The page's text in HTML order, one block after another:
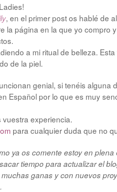
, en el primer post os hablé de
la página en la que yo compro
a mi ritual de belleza.
de la piel.
genial, si tenéis alguna
Español por lo que es muy
experiencia.
para cualquier duda que no
ya os comente estoy en
tiempo para actualizar el
ganas y con nuevos